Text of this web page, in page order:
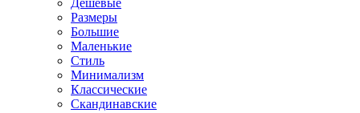
Дешевые
Размеры
Большие
Маленькие
Стиль
Минимализм
Классические
Скандинавские